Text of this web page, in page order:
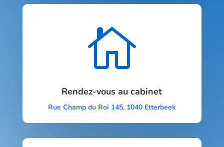

Rendez-vous au cabinet
Rue Champ du Roi 145, 1040 Etterbeek